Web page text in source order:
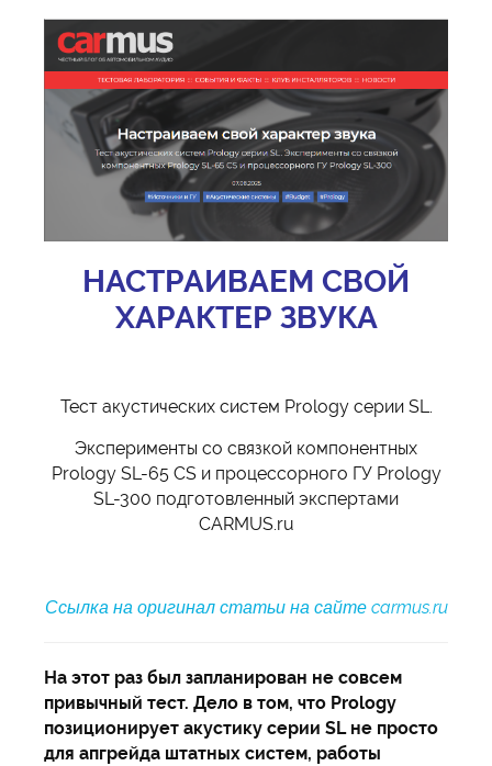
НАСТРАИВАЕМ СВОЙ
ХАРАКТЕР ЗВУКА
Тест акустических систем Prology серии SL.
Эксперименты со связкой компонентных
Prology SL-65 CS и процессорного ГУ Prology
SL-300 подготовленный экспертами
CARMUS.ru
Ссылка на оригинал статьи на сайте carmus.ru
На этот раз был запланирован не совсем
привычный тест. Дело в том, что Prology
позиционирует акустику серии SL не просто
для апгрейда штатных систем, работы